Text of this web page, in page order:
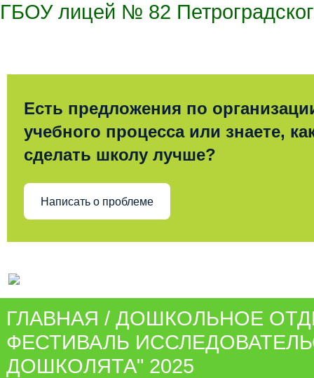
ГБОУ лицей № 82
Есть предложения по
учебного процесса или знаете,
сделать школу лучше?
Написать о проблеме
ГЛАВНАЯ / ДОШКОЛЬНОЕ
ФЕСТИВАЛЬ
ДОШКОЛЯТА" 2025